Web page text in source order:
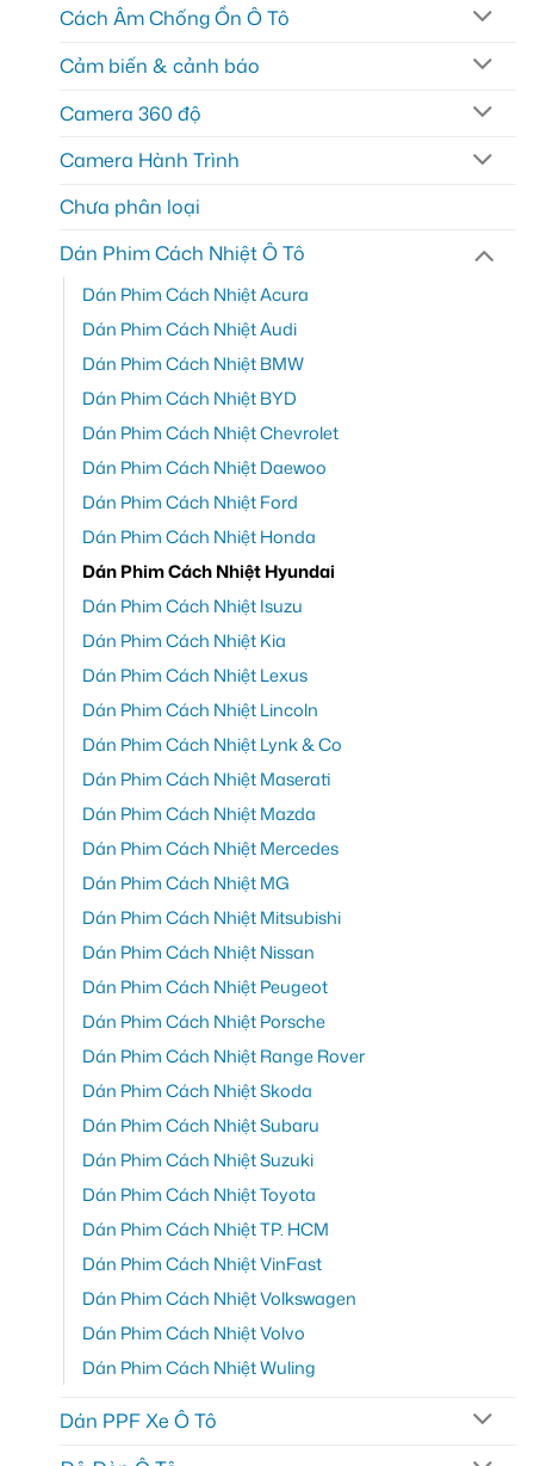
Cách Âm Chống Ồn Ô Tô
Cảm biến & cảnh báo
Camera 360 độ
Camera Hành Trình
Chưa phân loại
Dán Phim Cách Nhiệt Ô Tô
Dán Phim Cách Nhiệt Acura
Dán Phim Cách Nhiệt Audi
Dán Phim Cách Nhiệt BMW
Dán Phim Cách Nhiệt BYD
Dán Phim Cách Nhiệt Chevrolet
Dán Phim Cách Nhiệt Daewoo
Dán Phim Cách Nhiệt Ford
Dán Phim Cách Nhiệt Honda
Dán Phim Cách Nhiệt Hyundai
Dán Phim Cách Nhiệt Isuzu
Dán Phim Cách Nhiệt Kia
Dán Phim Cách Nhiệt Lexus
Dán Phim Cách Nhiệt Lincoln
Dán Phim Cách Nhiệt Lynk & Co
Dán Phim Cách Nhiệt Maserati
Dán Phim Cách Nhiệt Mazda
Dán Phim Cách Nhiệt Mercedes
Dán Phim Cách Nhiệt MG
Dán Phim Cách Nhiệt Mitsubishi
Dán Phim Cách Nhiệt Nissan
Dán Phim Cách Nhiệt Peugeot
Dán Phim Cách Nhiệt Porsche
Dán Phim Cách Nhiệt Range Rover
Dán Phim Cách Nhiệt Skoda
Dán Phim Cách Nhiệt Subaru
Dán Phim Cách Nhiệt Suzuki
Dán Phim Cách Nhiệt Toyota
Dán Phim Cách Nhiệt TP. HCM
Dán Phim Cách Nhiệt VinFast
Dán Phim Cách Nhiệt Volkswagen
Dán Phim Cách Nhiệt Volvo
Dán Phim Cách Nhiệt Wuling
Dán PPF Xe Ô Tô